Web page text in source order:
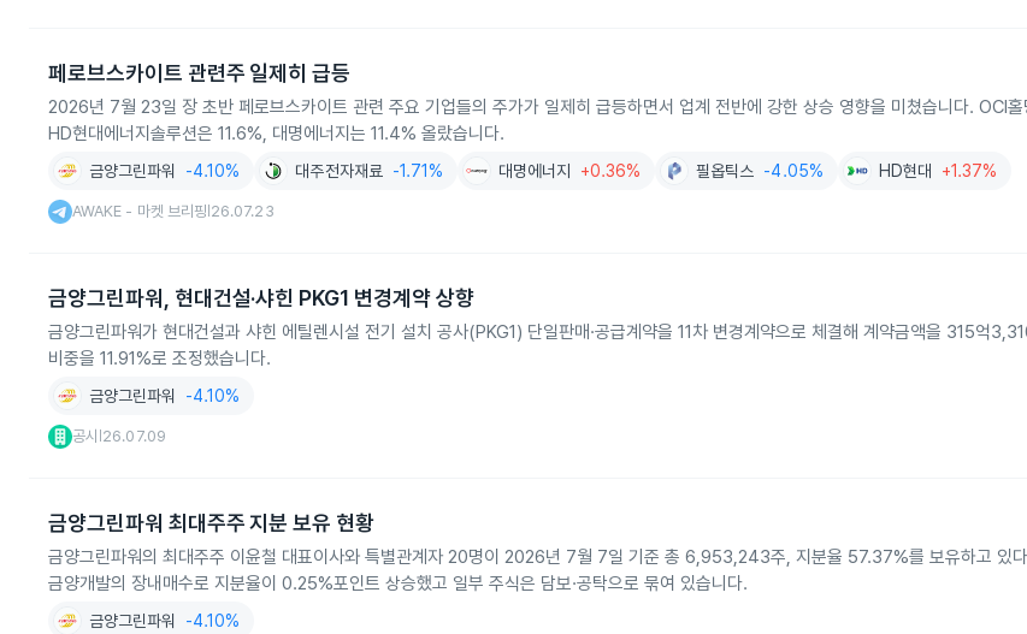
페로브스카이트 관련주 일제히 급등
2026년 7월 23일 장 초반 페로브스카이트 관련 주요 기업들의 주가가 일제히 급등하면서 업계 전반에 강한 상승 영향을 미쳤습니다. OCI
HD현대에너지솔루션은 11.6%, 대명에너지는 11.4% 올랐습니다.
금양그린파워 -4.10% 대주전자재료 -1.71% 대명에너지 +0.36% 필옵틱스 -4.05% HD현대 +1.37%
AWAKE - 마켓 브리핑 26.07.23
금양그린파워, 현대건설·샤힌 PKG1 변경계약 상향
금양그린파워가 현대건설과 샤힌 에틸렌시설 전기 설치 공사(PKG1) 단일판매·공급계약을 11차 변경계약으로 체결해 계약금액을 315억
비중을 11.91%로 조정했습니다.
금양그린파워 -4.10%
공시 26.07.09
금양그린파워 최대주주 지분 보유 현황
금양그린파워의 최대주주 이윤철 대표이사와 특별관계자 20명이 2026년 7월 7일 기준 총 6,953,243주, 지분율 57.37%를 보유하고 있
금양개발의 장내매수로 지분율이 0.25%포인트 상승했고 일부 주식은 담보·공탁으로 묶여 있습니다.
금양그린파워 -4.10%